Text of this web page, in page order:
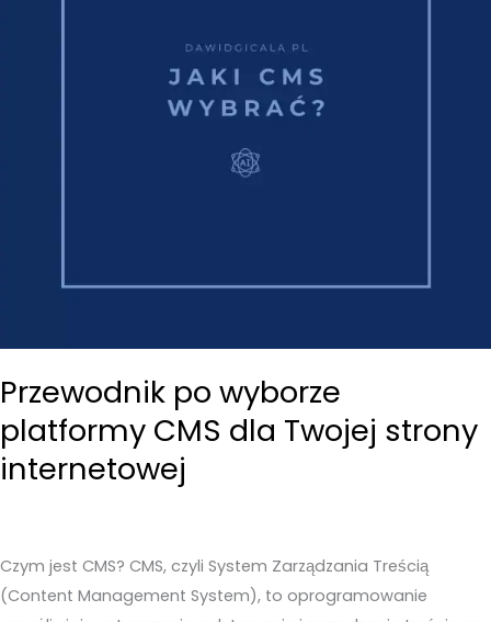
Przewodnik po wyborze
platformy CMS dla Twojej strony
internetowej
Czym jest CMS? CMS, czyli System Zarządzania Treścią
(Content Management System), to oprogramowanie